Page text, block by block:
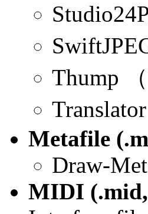
Thump
Metafile
Draw-
MIDI